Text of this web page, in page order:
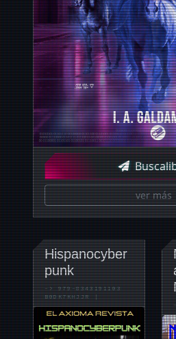
ver más
Hispanocyber
punk
-> 979-8343191103
B0DK7KHJJR
|